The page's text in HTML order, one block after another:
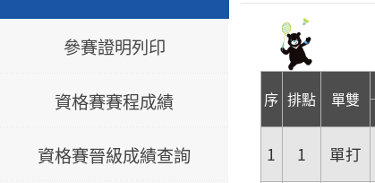
參賽證明列印
資格賽賽程成績
資格賽晉級成績查詢
序 排點 單雙
1 1 單打